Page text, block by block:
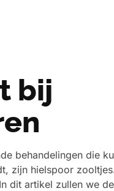
bij
behandelingen die
zijn hielspoor
dit artikel zullen we